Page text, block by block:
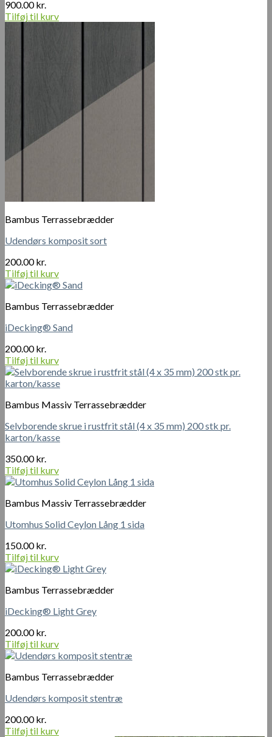
900.00kr.
Tilføj til kurv
Bambus Terrassebrædder
Udendørs komposit sort
200.00kr.
Tilføj til kurv
Bambus Terrassebrædder
iDecking® Sand
200.00kr.
Tilføj til kurv
Bambus Massiv Terrassebrædder
Selvborende skrue i rustfrit stål (4 x 35 mm) 200 stk pr.
karton/kasse
350.00kr.
Tilføj til kurv
Bambus Massiv Terrassebrædder
Utomhus Solid Ceylon Lång 1 sida
150.00kr.
Tilføj til kurv
Bambus Terrassebrædder
iDecking® Light Grey
200.00kr.
Tilføj til kurv
Bambus Terrassebrædder
Udendørs komposit stentræ
200.00kr.
Tilføj til kurv